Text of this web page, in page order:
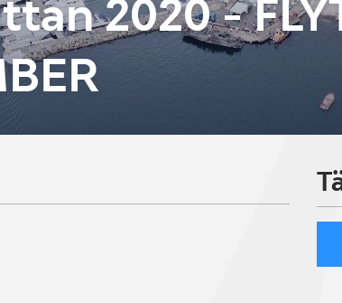
2020 -